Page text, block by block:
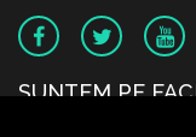
SUNTEM PE